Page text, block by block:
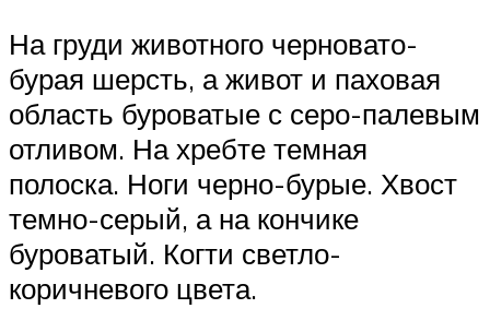
На груди животного черновато-
бурая шерсть, а живот и паховая
область буроватые с серо-палевым
отливом. На хребте темная
полоска. Ноги черно-бурые. Хвост
темно-серый, а на кончике
буроватый. Когти светло-
коричневого цвета.